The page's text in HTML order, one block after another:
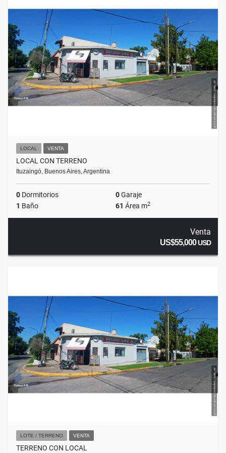
LOCAL VENTA
LOCAL CON TERRENO
Ituzaingó, Buenos Aires, Argentina
0 Dormitorios 0Garaje
1 Baño 61 Área m2
Venta
US$55,000USD
LOTE / TERRENO VENTA
TERRENO CON LOCAL